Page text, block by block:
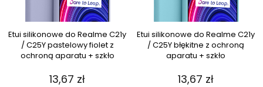
Etui silikonowe do Realme C21y
/ C25Y pastelowy fiolet z
ochroną aparatu + szkło
13,67 zł
Etui silikonowe do Realme C21y
/ C25Y błękitne z ochroną
aparatu + szkło
13,67 zł